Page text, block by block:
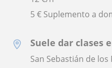
5 € Suplemento a
Suele dar clases
San Sebastián de los